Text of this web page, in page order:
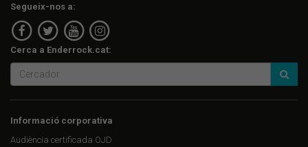
Segueix-nos a:
Cerca a Enderrock.cat:
Informació corporativa
Audiència certificada OJD